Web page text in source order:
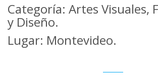
Categoría: Artes Visuales,
y Diseño.
Lugar: Montevideo.